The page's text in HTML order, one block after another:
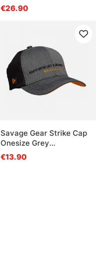
€26.90
Savage Gear Strike Cap
Onesize Grey
Melange/Black
€13.90